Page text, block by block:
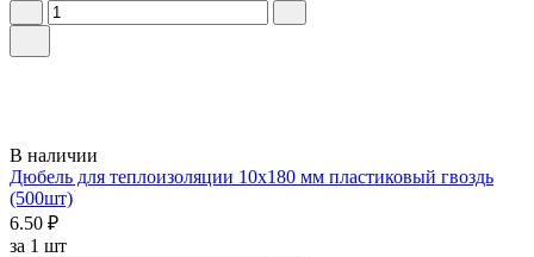
В наличии
Дюбель для теплоизоляции 10х180 мм пластиковый гвоздь
(500шт)
6.50 ₽
за 1 шт